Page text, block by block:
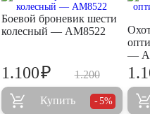
Боевой броневик шести
колесный — AM8522
1.200
1.100₽
Купить 5%
—